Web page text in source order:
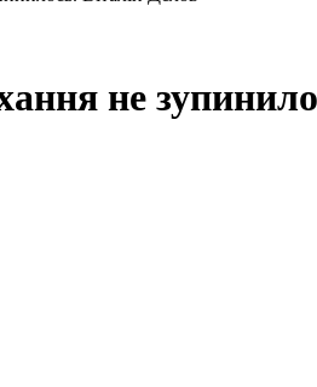
не